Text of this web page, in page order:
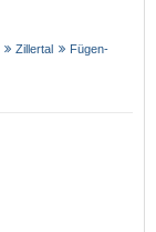
Zillertal
Fügen-